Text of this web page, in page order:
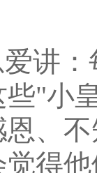
讲
"小
、
得